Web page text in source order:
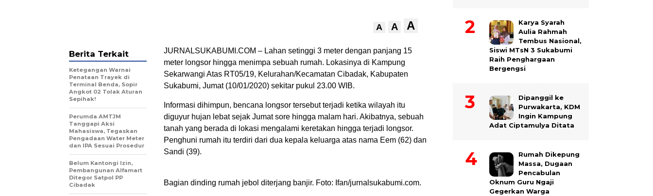
A A A
JURNALSUKABUMI.COM – Lahan setinggi 3 meter dengan panjang 15
meter longsor hingga menimpa sebuah rumah. Lokasinya di Kampung
Sekarwangi Atas RT05/19, Kelurahan/Kecamatan Cibadak, Kabupaten
Sukabumi, Jumat (10/01/2020) sekitar pukul 23.00 WIB.
Informasi dihimpun, bencana longsor tersebut terjadi ketika wilayah itu
diguyur hujan lebat sejak Jumat sore hingga malam hari. Akibatnya, sebuah
tanah yang berada di lokasi mengalami keretakan hingga terjadi longsor.
Penghuni rumah itu terdiri dari dua kepala keluarga atas nama Eem (62) dan
Sandi (39).
Bagian dinding rumah jebol diterjang banjir. Foto: Ifan/jurnalsukabumi.com.
Berita Terkait
Ketegangan Warnai
Penataan Trayek di
Terminal Benda, Sopir
Angkot 02 Tolak Aturan
Sepihak!
Perumda AMTJM
Tanggapi Aksi
Mahasiswa, Tegaskan
Pengadaan Water Meter
dan IPA Sesuai Prosedur
Belum Kantongi Izin,
Pembangunan Alfamart
Ditegor Satpol PP
Cibadak
Karya Syarah
Aulia Rahmah
Tembus Nasional,
Siswi MTsN 3 Sukabumi
Raih Penghargaan
Bergengsi
Dipanggil ke
Purwakarta, KDM
Ingin Kampung
Adat Ciptamulya Ditata
Rumah Dikepung
Massa, Dugaan
Pencabulan
Oknum Guru Ngaji
Gegerkan Warga